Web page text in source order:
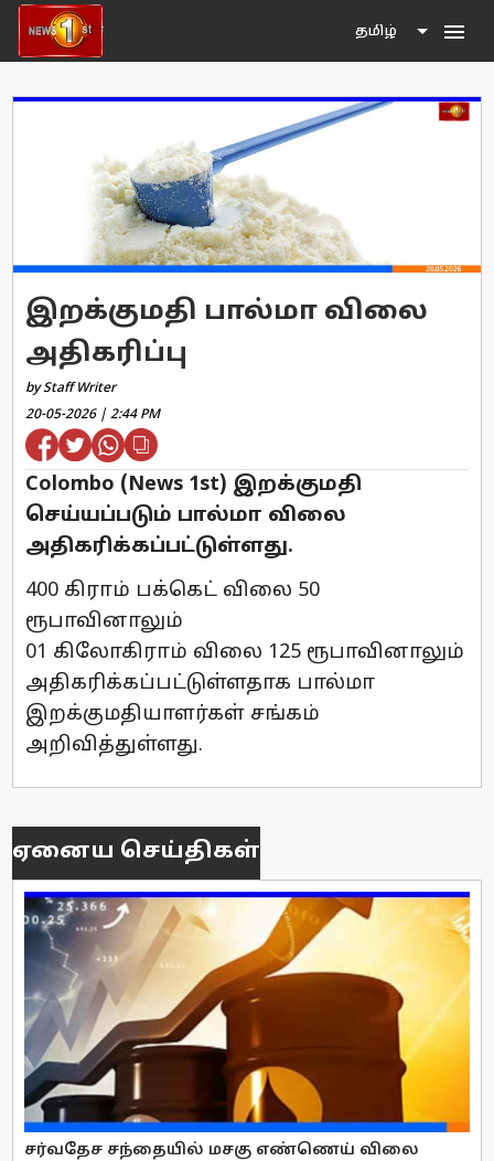
தமிழ் menu
இறக்குமதி பால்மா விலை
அதிகரிப்பு
by Staff Writer
20-05-2026 | 2:44 PM
Colombo (News 1st) இறக்குமதி
செய்யப்படும் பால்மா விலை
அதிகரிக்கப்பட்டுள்ளது.
400 கிராம் பக்கெட் விலை 50
ரூபாவினாலும்
01 கிலோகிராம் விலை 125 ரூபாவினாலும்
அதிகரிக்கப்பட்டுள்ளதாக பால்மா
இறக்குமதியாளர்கள் சங்கம்
அறிவித்துள்ளது.
ஏனைய செய்திகள்
சர்வதேச சந்தையில் மசகு எண்ணெய் விலை